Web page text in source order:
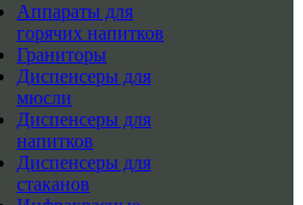
Аппараты для
горячих напитков
Граниторы
Диспенсеры для
мюсли
Диспенсеры для
напитков
Диспенсеры для
стаканов